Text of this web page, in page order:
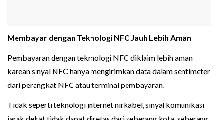
Membayar dengan Teknologi NFC Jauh Lebih Aman
Pembayaran dengan tekmologi NFC diklaim lebih aman
karean sinyal NFC hanya mengirimkan data dalam sentimeter
dari perangkat NFC atau terminal pembayaran.
Tidak seperti teknologi internet nirkabel, sinyal komunikasi
jarak dekat tidak dapat diretas dari seberang kota, seberang